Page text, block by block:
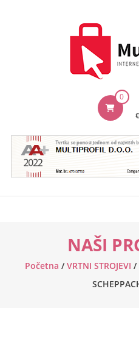
Internetska
trgovina
alata
0
NAŠI
Početna /VRTNI STROJEVI /